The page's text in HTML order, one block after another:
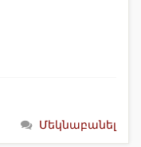
Մեկնաբանել